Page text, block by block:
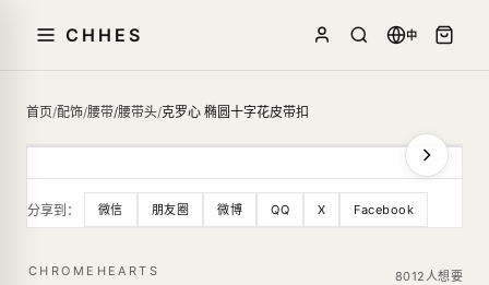
CHHES 中
首页/配饰/腰带/腰带头/克罗心 椭圆十字花皮带扣
分享到： 微信 朋友圈 微博 QQ X Facebook
CHROMEHEARTS 8012人想要